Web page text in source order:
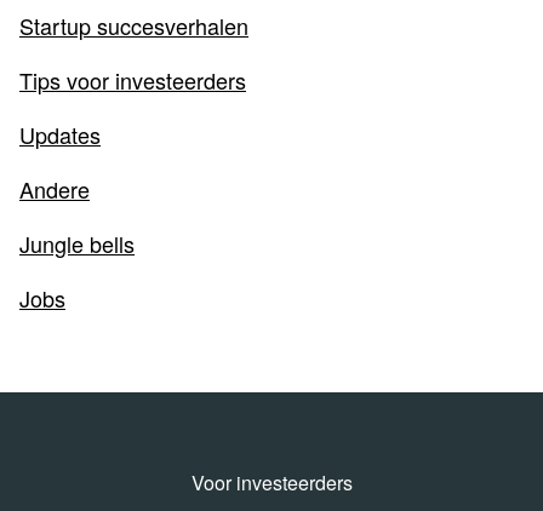
Startup succesverhalen
Tips voor investeerders
Updates
Andere
Jungle bells
Jobs
Voor investeerders